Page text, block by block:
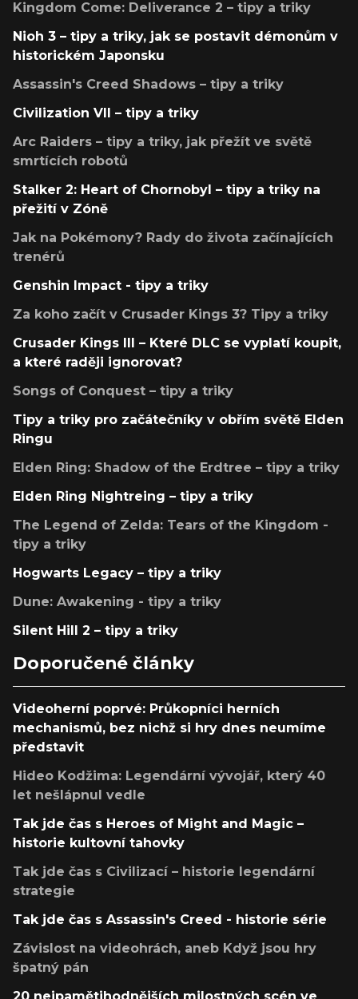
Kingdom Come: Deliverance 2 – tipy a triky
Nioh 3 – tipy a triky, jak se postavit démonům v
historickém Japonsku
Assassin's Creed Shadows – tipy a triky
Civilization VII – tipy a triky
Arc Raiders – tipy a triky, jak přežít ve světě
smrtících robotů
Stalker 2: Heart of Chornobyl – tipy a triky na
přežití v Zóně
Jak na Pokémony? Rady do života začínajících
trenérů
Genshin Impact - tipy a triky
Za koho začít v Crusader Kings 3? Tipy a triky
Crusader Kings III – Které DLC se vyplatí koupit,
a které raději ignorovat?
Songs of Conquest – tipy a triky
Tipy a triky pro začátečníky v obřím světě Elden
Ringu
Elden Ring: Shadow of the Erdtree – tipy a triky
Elden Ring Nightreing – tipy a triky
The Legend of Zelda: Tears of the Kingdom -
tipy a triky
Hogwarts Legacy – tipy a triky
Dune: Awakening - tipy a triky
Silent Hill 2 – tipy a triky
Doporučené články
Videoherní poprvé: Průkopníci herních
mechanismů, bez nichž si hry dnes neumíme
představit
Hideo Kodžima: Legendární vývojář, který 40
let nešlápnul vedle
Tak jde čas s Heroes of Might and Magic –
historie kultovní tahovky
Tak jde čas s Civilizací – historie legendární
strategie
Tak jde čas s Assassin's Creed - historie série
Závislost na videohrách, aneb Když jsou hry
špatný pán